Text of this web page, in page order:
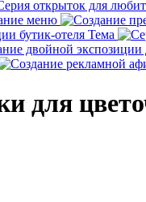
для